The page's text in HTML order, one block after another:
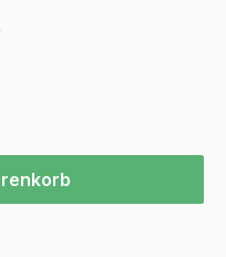
nicht verfügbar.)
benutze die Schaltflächen